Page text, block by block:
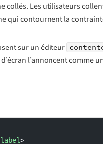
collés. Les utilisateurs
qui contournent la
sur un éditeur
l’annoncent comme
label>